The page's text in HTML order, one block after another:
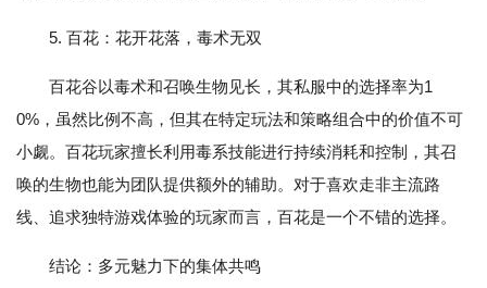
5. 百花：花开花落，毒术无双
百花谷以毒术和召唤生物见长，其私服中的选择率为1
0%，虽然比例不高，但其在特定玩法和策略组合中的价值不可
小觑。百花玩家擅长利用毒系技能进行持续消耗和控制，其召
唤的生物也能为团队提供额外的辅助。对于喜欢走非主流路
线、追求独特游戏体验的玩家而言，百花是一个不错的选择。
结论：多元魅力下的集体共鸣